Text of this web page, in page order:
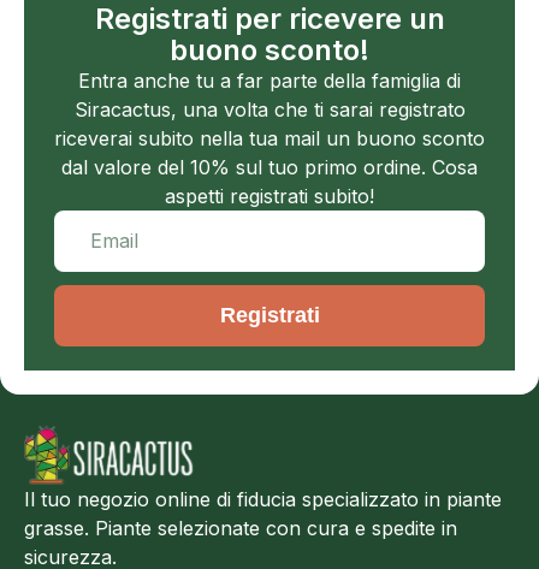
Registrati per ricevere un
buono sconto!
Entra anche tu a far parte della famiglia di
Siracactus, una volta che ti sarai registrato
riceverai subito nella tua mail un buono sconto
dal valore del 10% sul tuo primo ordine. Cosa
aspetti registrati subito!
Registrati
Il tuo negozio online di fiducia specializzato in piante
grasse. Piante selezionate con cura e spedite in
sicurezza.